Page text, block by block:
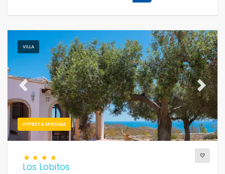
VILLA
OFFERTA SPECIALE
Previous Next
Los Lobitos